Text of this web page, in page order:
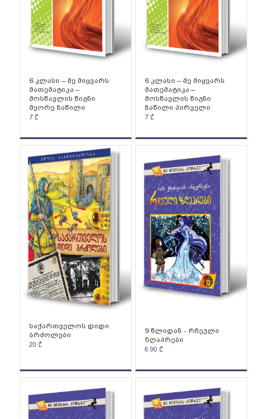
6 კლასი – მე მიყვარს
მათემატიკა –
მოსწავლის წიგნი
მეორე ნაწილი
7 ₾
6 კლასი – მე მიყვარს
მათემატიკა –
მოსწავლის წიგნი
ნაწილი პირველი
7 ₾
საქართველოს დიდი
ბრძოლები
20 ₾
9 წლიდან - რჩეული
ზღაპრები
6.90 ₾